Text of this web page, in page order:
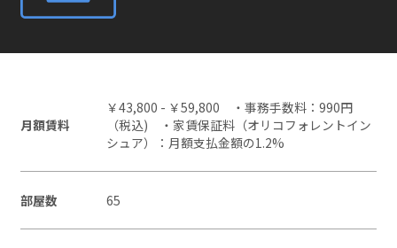
月額賃料
￥43,800 - ￥59,800 ・事務手数料：990円
（税込) ・家賃保証料（オリコフォレントイン
シュア）：月額支払金額の1.2%
部屋数 65